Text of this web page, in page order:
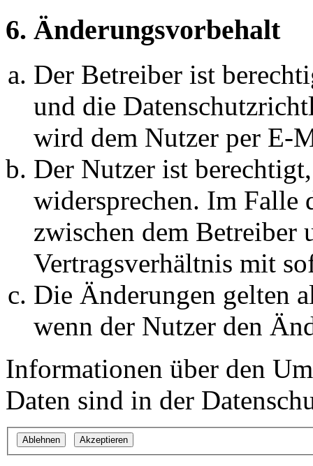
6. Änderungsvorbehalt
Der Betreiber ist
und die
wird dem Nutzer per E-
Der Nutzer ist
widersprechen. Im Falle
zwischen dem Betreiber
Vertragsverhältnis mit
Die Änderungen gelten
wenn der Nutzer den
Informationen über den
Daten sind in der